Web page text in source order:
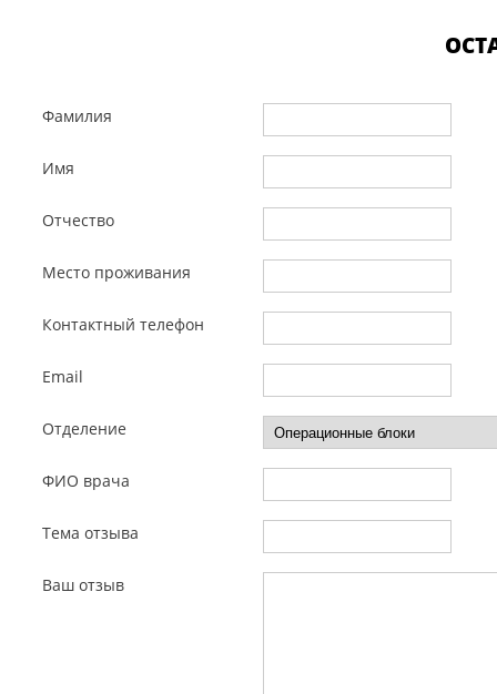
Фамилия
Имя
Отчество
Место проживания
Контактный телефон
Email
Отделение
ФИО врача
Тема отзыва
Ваш отзыв